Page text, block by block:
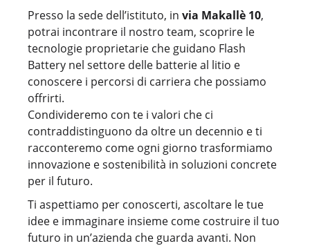
Presso la sede dell’istituto, in via Makallè 10,
potrai incontrare il nostro team, scoprire le
tecnologie proprietarie che guidano Flash
Battery nel settore delle batterie al litio e
conoscere i percorsi di carriera che possiamo
offrirti.
Condivideremo con te i valori che ci
contraddistinguono da oltre un decennio e ti
racconteremo come ogni giorno trasformiamo
innovazione e sostenibilità in soluzioni concrete
per il futuro.
Ti aspettiamo per conoscerti, ascoltare le tue
idee e immaginare insieme come costruire il tuo
futuro in un’azienda che guarda avanti. Non